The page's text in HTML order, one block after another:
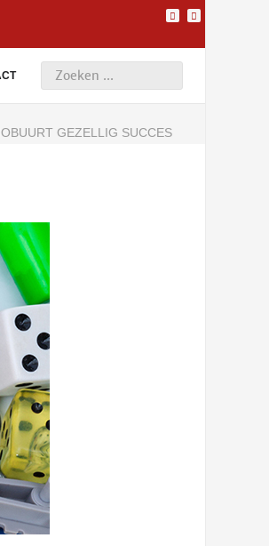
GEZELLIG SUCCES